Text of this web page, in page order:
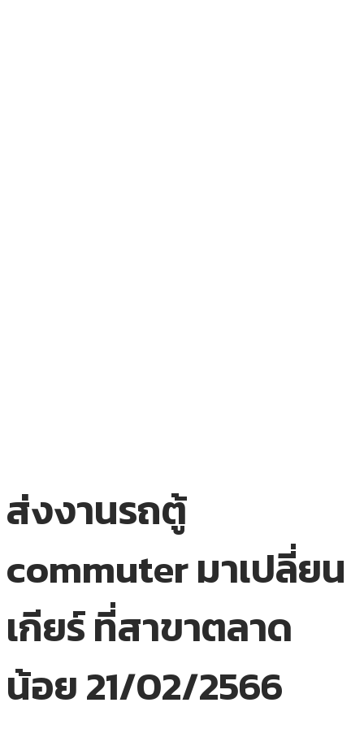
ส่งงานรถตู้
commuter มาเปลี่ยน
เกียร์ ที่สาขาตลาด
น้อย 21/02/2566